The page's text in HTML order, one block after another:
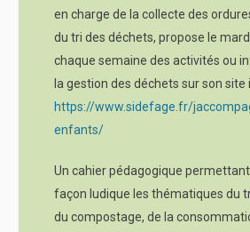
en charge de la collecte des
du tri des déchets, propose le
chaque semaine des activités ou
la gestion des déchets sur son site
https://www.sidefage.fr/
enfants/
Un cahier pédagogique permettant
façon ludique les thématiques du
du compostage, de la